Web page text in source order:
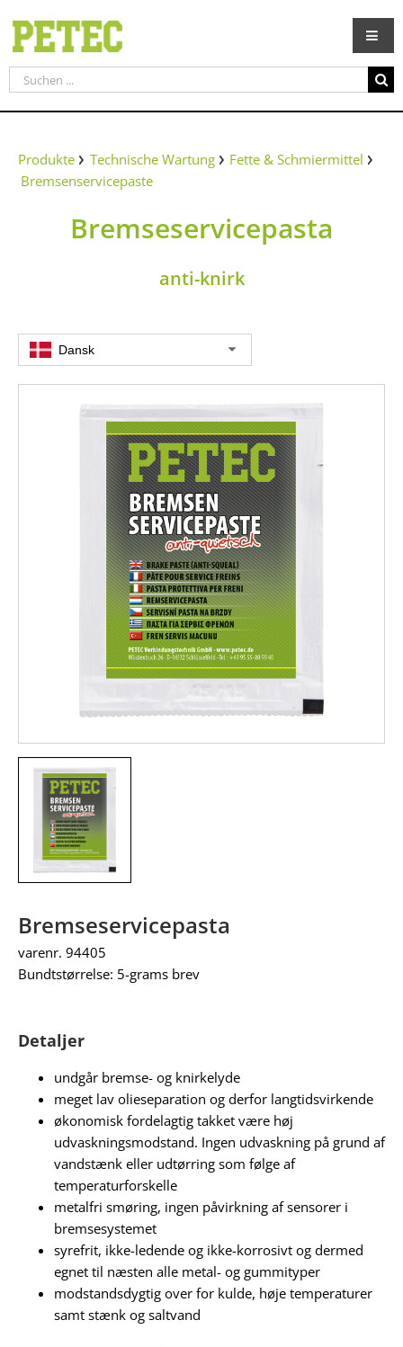
Inhalt
springen
Suche
nach:
Produkte Technische Wartung
Fette & Schmiermittel
Bremsenservicepaste
Bremseservicepasta
anti-knirk
Dansk
Bremseservicepasta
varenr. 94405
Bundtstørrelse: 5-grams brev
Detaljer
undgår bremse- og knirkelyde
meget lav olieseparation og derfor langtidsvirkende
økonomisk fordelagtig takket være høj
udvaskningsmodstand. Ingen udvaskning på grund af
vandstænk eller udtørring som følge af
temperaturforskelle
metalfri smøring, ingen påvirkning af sensorer i
bremsesystemet
syrefrit, ikke-ledende og ikke-korrosivt og dermed
egnet til næsten alle metal- og gummityper
modstandsdygtig over for kulde, høje temperaturer
samt stænk og saltvand